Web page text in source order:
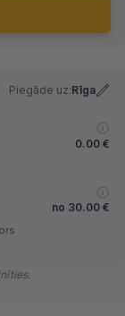
Piegāde uz:Rīga
0.00 €
no 30.00 €